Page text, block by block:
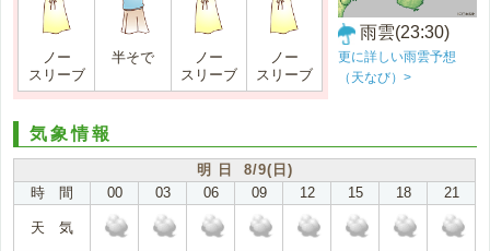
ノー
スリーブ
半そで
ノー
スリーブ
ノー
スリーブ
雨雲(23:30)
更に詳しい雨雲予想
（天なび）>
気象情報
明 日 8/9(日)
時 間
00 03 06 09 12 15 18 21
天 気